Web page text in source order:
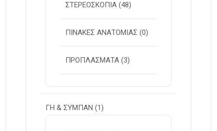
ΣΤΕΡΕOΣΚΟΠΙΑ (48)
ΠΙΝΑΚΕΣ ΑΝΑΤΟΜΙΑΣ (0)
ΠΡΟΠΛΑΣΜΑΤΑ (3)
ΓΗ & ΣΥΜΠΑΝ (1)